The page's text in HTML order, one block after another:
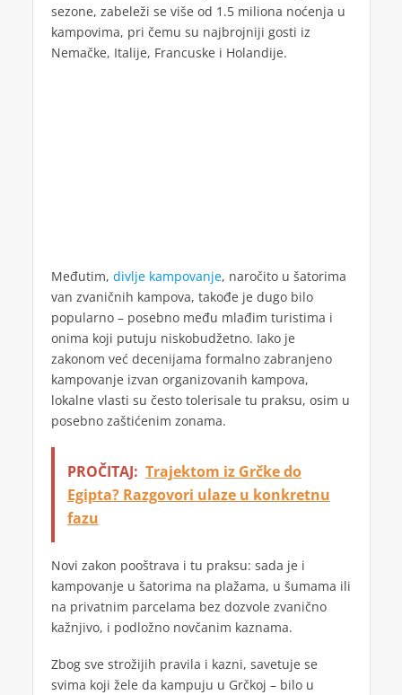
sezone, zabeleži se više od 1.5 miliona noćenja u
kampovima, pri čemu su najbrojniji gosti iz
Nemačke, Italije, Francuske i Holandije.
Međutim, divlje kampovanje, naročito u šatorima
van zvaničnih kampova, takođe je dugo bilo
popularno – posebno među mlađim turistima i
onima koji putuju niskobudžetno. Iako je
zakonom već decenijama formalno zabranjeno
kampovanje izvan organizovanih kampova,
lokalne vlasti su često tolerisale tu praksu, osim u
posebno zaštićenim zonama.
PROČITAJ: Trajektom iz Grčke do
Egipta? Razgovori ulaze u konkretnu
fazu
Novi zakon pooštrava i tu praksu: sada je i
kampovanje u šatorima na plažama, u šumama ili
na privatnim parcelama bez dozvole zvanično
kažnjivo, i podložno novčanim kaznama.
Zbog sve strožijih pravila i kazni, savetuje se
svima koji žele da kampuju u Grčkoj – bilo u